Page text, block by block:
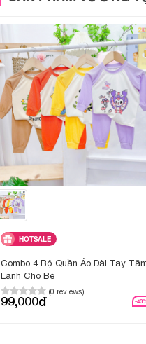
Giao hàng:
Hình ảnh sản phẩm
HOTSALE
Combo 4 Bộ Quần Áo Dài Tay
Lạnh Cho Bé
(0 reviews)
99,000đ -